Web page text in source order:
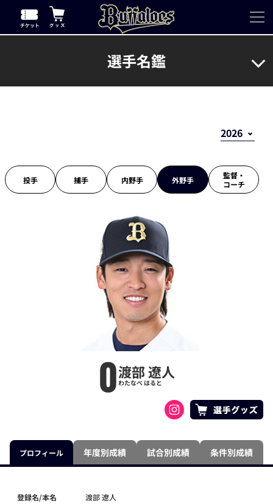
選手名鑑
投手 捕手 内野手 外野手
監督・
コーチ
0渡部 遼人
わたなべ はると
プロフィール 年度別成績 試合別成績 条件別成績
登録名/本名 渡部 遼人